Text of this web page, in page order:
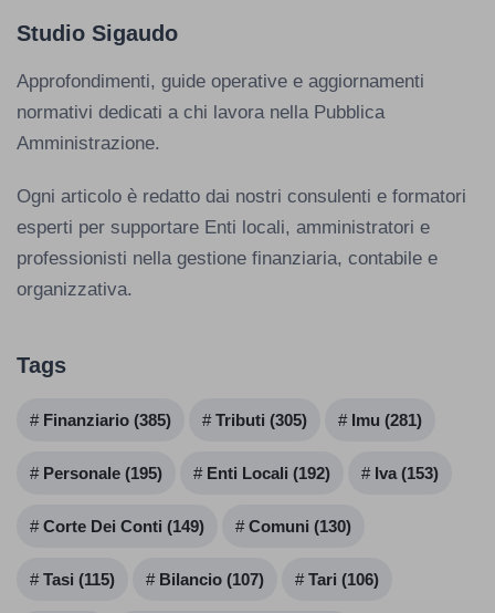
Studio Sigaudo
Approfondimenti, guide operative e aggiornamenti
normativi dedicati a chi lavora nella Pubblica
Amministrazione.
Ogni articolo è redatto dai nostri consulenti e formatori
esperti per supportare Enti locali, amministratori e
professionisti nella gestione finanziaria, contabile e
organizzativa.
Tags
Finanziario (385) Tributi (305) Imu (281)
Personale (195) Enti Locali (192) Iva (153)
Corte Dei Conti (149) Comuni (130)
Tasi (115) Bilancio (107) Tari (106)